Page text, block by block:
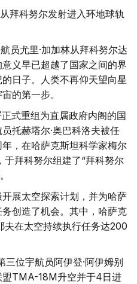
拜科努尔发射进入环地球轨
员尤里·加加林从拜科努尔达
义早已超越了国家之间的界
日子。人类不再仰天望向星
的第一步。
式重组为直属政府内阁的国
托赫塔尔·奥巴科洛夫被任
，在哈萨克斯坦科学家梅尔
于拜科努尔组建了“拜科努尔
展太空探索计划，并为哈萨
创造了机会。其中，哈萨克
夫在太空持续执行任务达200
位宇航员阿伊登·阿伊姆别
盟TMA-18M升空并于4日进